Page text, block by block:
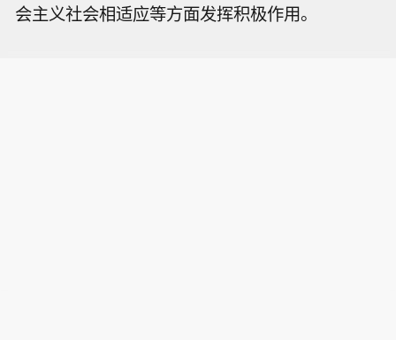
会主义社会相适应等方面发挥积极作用。